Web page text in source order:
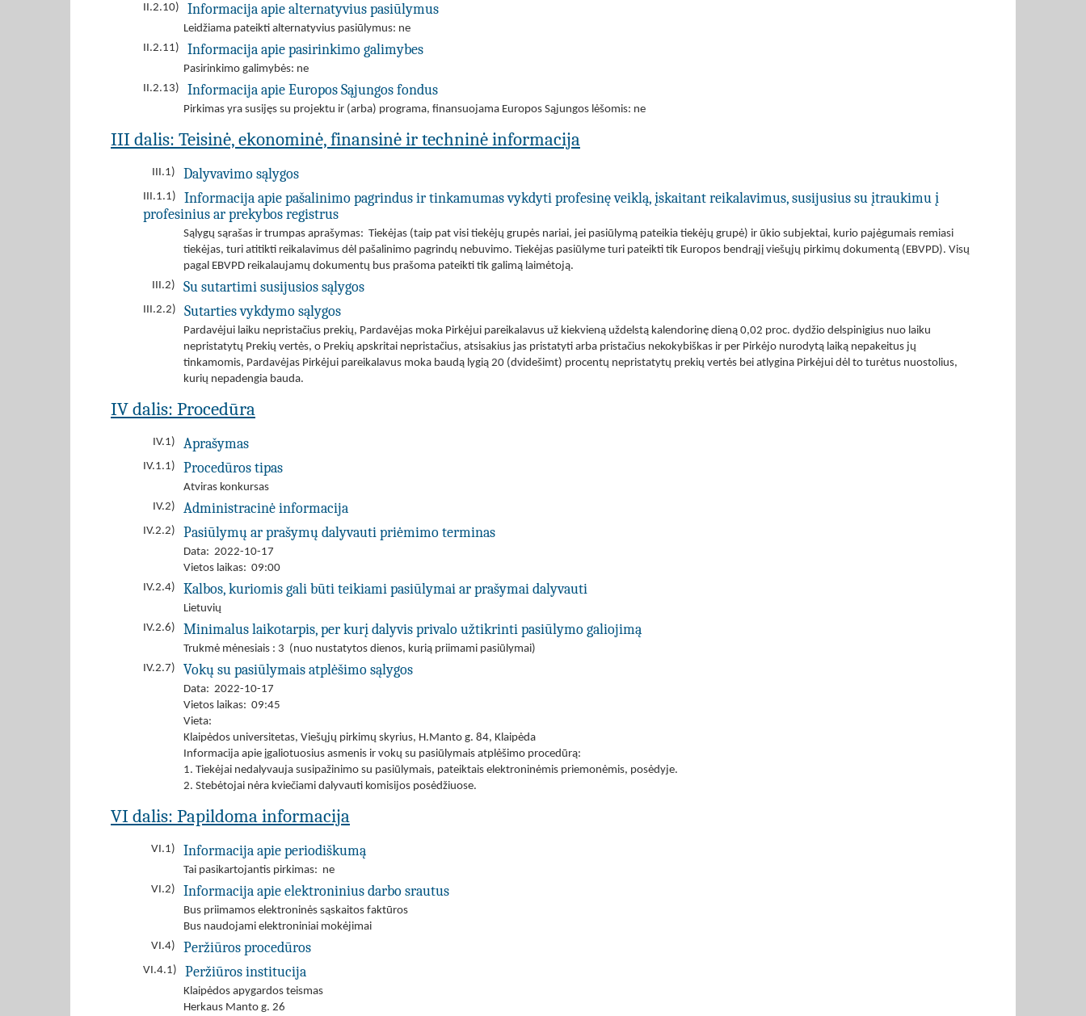
II.2.10)
Informacija apie alternatyvius pasiūlymus
Leidžiama pateikti alternatyvius pasiūlymus: ne
II.2.11)
Informacija apie pasirinkimo galimybes
Pasirinkimo galimybės: ne
II.2.13)
Informacija apie Europos Sąjungos fondus
Pirkimas yra susijęs su projektu ir (arba) programa, finansuojama Europos Sąjungos lėšomis: ne
III dalis: Teisinė, ekonominė, finansinė ir techninė informacija
III.1) Dalyvavimo sąlygos
III.1.1)
Informacija apie pašalinimo pagrindus ir tinkamumas vykdyti profesinę veiklą, įskaitant reikalavimus, susijusius su įtraukimu į
profesinius ar prekybos registrus
Sąlygų sąrašas ir trumpas aprašymas: Tiekėjas (taip pat visi tiekėjų grupės nariai, jei pasiūlymą pateikia tiekėjų grupė) ir ūkio subjektai, kurio pajėgumais remiasi
tiekėjas, turi atitikti reikalavimus dėl pašalinimo pagrindų nebuvimo. Tiekėjas pasiūlyme turi pateikti tik Europos bendrąjį viešųjų pirkimų dokumentą (EBVPD). Visų
pagal EBVPD reikalaujamų dokumentų bus prašoma pateikti tik galimą laimėtoją.
III.2)
Su sutartimi susijusios sąlygos
III.2.2) Sutarties vykdymo sąlygos
Pardavėjui laiku nepristačius prekių, Pardavėjas moka Pirkėjui pareikalavus už kiekvieną uždelstą kalendorinę dieną 0,02 proc. dydžio delspinigius nuo laiku
nepristatytų Prekių vertės, o Prekių apskritai nepristačius, atsisakius jas pristatyti arba pristačius nekokybiškas ir per Pirkėjo nurodytą laiką nepakeitus jų
tinkamomis, Pardavėjas Pirkėjui pareikalavus moka baudą lygią 20 (dvidešimt) procentų nepristatytų prekių vertės bei atlygina Pirkėjui dėl to turėtus nuostolius,
kurių nepadengia bauda.
IV dalis: Procedūra
IV.1) Aprašymas
IV.1.1) Procedūros tipas
Atviras konkursas
IV.2)
Administracinė informacija
IV.2.2) Pasiūlymų ar prašymų dalyvauti priėmimo terminas
Data: 2022-10-17
Vietos laikas: 09:00
IV.2.4)
Kalbos, kuriomis gali būti teikiami pasiūlymai ar prašymai dalyvauti
Lietuvių
IV.2.6)
Minimalus laikotarpis, per kurį dalyvis privalo užtikrinti pasiūlymo galiojimą
Trukmė mėnesiais : 3 (nuo nustatytos dienos, kurią priimami pasiūlymai)
IV.2.7)
Vokų su pasiūlymais atplėšimo sąlygos
Data: 2022-10-17
Vietos laikas: 09:45
Vieta:
Klaipėdos universitetas, Viešųjų pirkimų skyrius, H.Manto g. 84, Klaipėda
Informacija apie įgaliotuosius asmenis ir vokų su pasiūlymais atplėšimo procedūrą:
1. Tiekėjai nedalyvauja susipažinimo su pasiūlymais, pateiktais elektroninėmis priemonėmis, posėdyje.
2. Stebėtojai nėra kviečiami dalyvauti komisijos posėdžiuose.
VI dalis: Papildoma informacija
VI.1) Informacija apie periodiškumą
Tai pasikartojantis pirkimas: ne
VI.2)
Informacija apie elektroninius darbo srautus
Bus priimamos elektroninės sąskaitos faktūros
Bus naudojami elektroniniai mokėjimai
VI.4)
Peržiūros procedūros
VI.4.1) Peržiūros institucija
Klaipėdos apygardos teismas
Herkaus Manto g. 26